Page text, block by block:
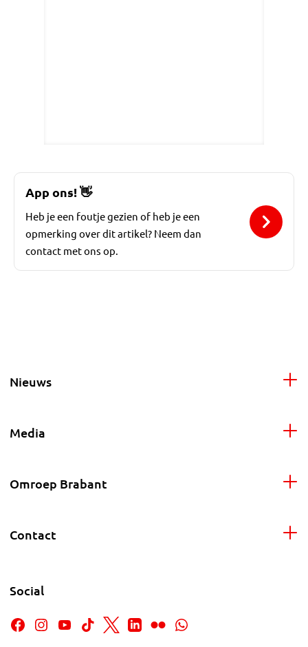
App ons!👋
Heb je een foutje gezien of heb je een
opmerking over dit artikel? Neem dan
contact met ons op.
Nieuws
Media
Omroep Brabant
Contact
Social